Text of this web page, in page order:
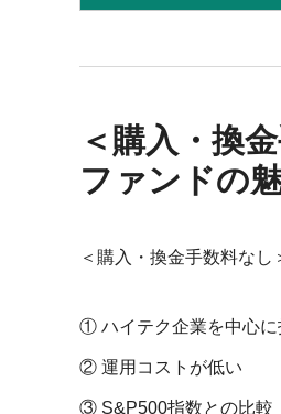
＜購入・換
ファンドの
＜購入・換金手数料な
① ハイテク企業を中心に
② 運用コストが低い
③ S&P500指数との比較